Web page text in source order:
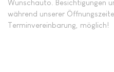
Wunschauto. Besichtigungen
während unserer
Terminvereinbarung, möglich!